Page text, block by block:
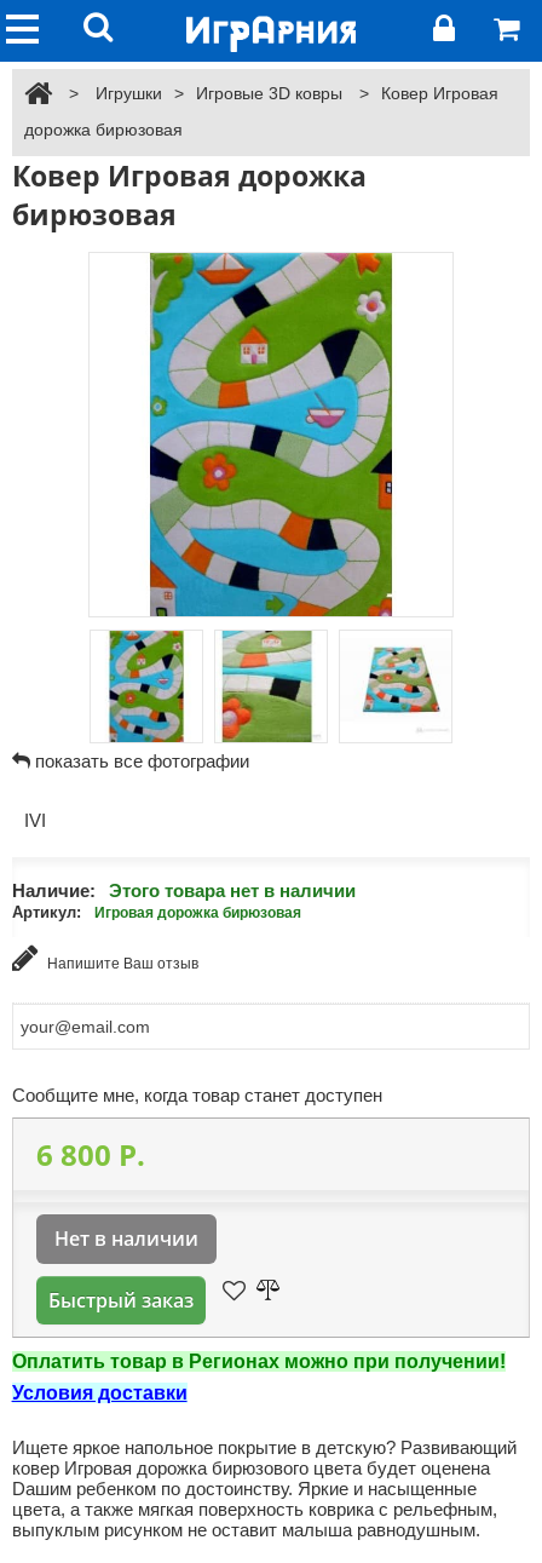
> Игрушки > Игровые 3D ковры >
Ковер Игровая
дорожка бирюзовая
Ковер Игровая дорожка
бирюзовая
показать все фотографии
IVI
Наличие: Этого товара нет в наличии
Артикул: Игровая дорожка бирюзовая
Напишите Ваш отзыв
Сообщите мне, когда товар станет доступен
6 800 P.
Нет в наличии
Быстрый заказ
Оплатить товар в Регионах можно при получении!
Условия доставки
Ищете яркое напольное покрытие в детскую? Развивающий
ковер Игровая дорожка бирюзового цвета будет оценена
Dашим ребенком по достоинству. Яркие и насыщенные
цвета, а также мягкая поверхность коврика с рельефным,
выпуклым рисунком не оставит малыша равнодушным.